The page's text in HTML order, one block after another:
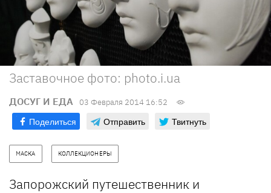
Заставочное фото: photo.i.ua
ДОСУГ И ЕДА 03 Февраля 2014 16:52
Поделиться Отправить Твитнуть
МАСКА КОЛЛЕКЦИОНЕРЫ
Запорожский путешественник и